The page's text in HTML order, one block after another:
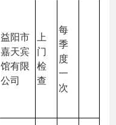
益阳市
嘉天宾
馆有限
公司
上
门
检
查
每
季
度
一
次